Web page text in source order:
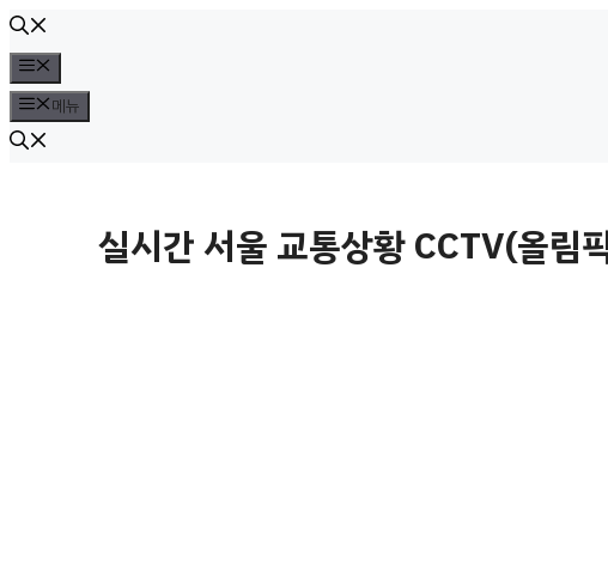
컨
텐
츠
로
뉴
메뉴
실시간 서울 교통상황 CCTV(올림